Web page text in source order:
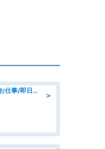
＞
営業/商社でのルート営業のお仕事/即日勤務可/車通勤可/営業